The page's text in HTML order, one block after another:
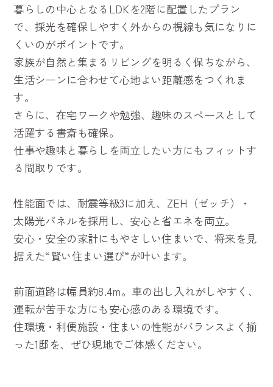
暮らしの中心となるLDKを2階に配置したプラン
で、採光を確保しやすく外からの視線も気になりに
くいのがポイントです。
家族が自然と集まるリビングを明るく保ちながら、
生活シーンに合わせて心地よい距離感をつくれま
す。
さらに、在宅ワークや勉強、趣味のスペースとして
活躍する書斎も確保。
仕事や趣味と暮らしを両立したい方にもフィットす
る間取りです。
性能面では、耐震等級3に加え、ZEH（ゼッチ）・
太陽光パネルを採用し、安心と省エネを両立。
安心・安全の家計にもやさしい住まいで、将来を見
据えた“賢い住まい選び”が叶います。
前面道路は幅員約8.4m。車の出し入れがしやすく、
運転が苦手な方にも安心感のある環境です。
住環境・利便施設・住まいの性能がバランスよく揃
った1邸を、ぜひ現地でご体感ください。